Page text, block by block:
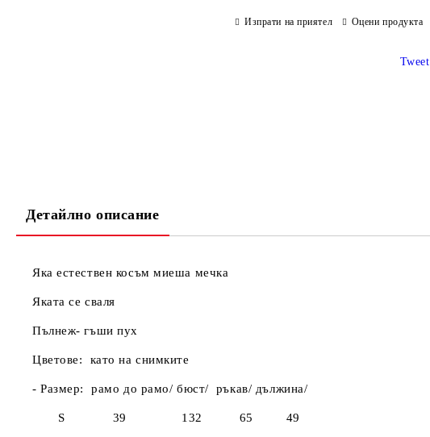
Изпрати на приятел Оцени продукта
Tweet
Детайлно описание
Яка естествен косъм миеша мечка
Яката се сваля
Пълнеж- гъши пух
Цветове: като на снимките
- Размер:рамо до рамо/ бюст/ ръкав/ дължина/
S 39 132 65 49